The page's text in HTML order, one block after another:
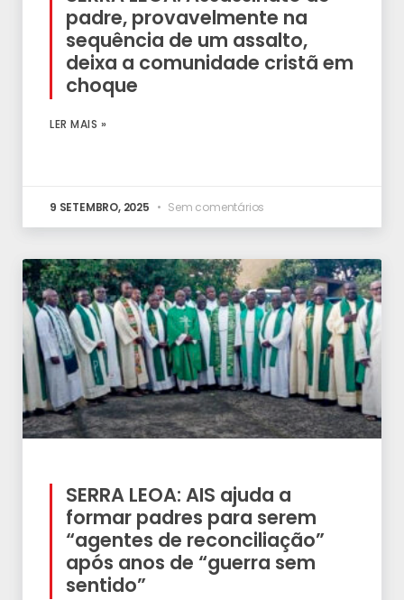
padre, provavelmente na
sequência de um assalto,
deixa a comunidade cristã em
choque
LER MAIS »
9 SETEMBRO, 2025 Sem comentários
SERRA LEOA: AIS ajuda a
formar padres para serem
“agentes de reconciliação”
após anos de “guerra sem
sentido”